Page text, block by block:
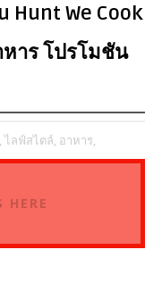
Hunt We Cook
าร โปรโมชัน
ไลฟ์สไตล์, อาหาร,
HERE